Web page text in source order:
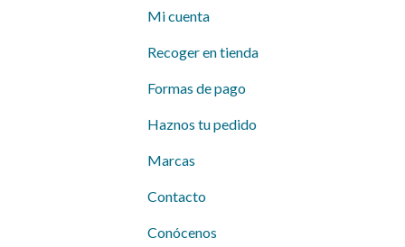
Mi cuenta
Recoger en tienda
Formas de pago
Haznos tu pedido
Marcas
Contacto
Conócenos